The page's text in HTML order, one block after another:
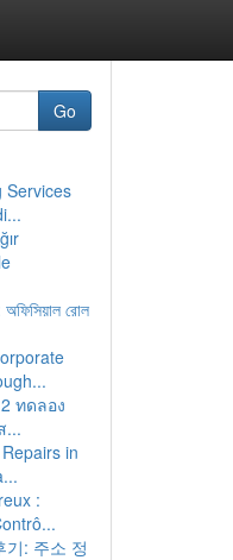
Go
Services
অফিসিয়াল রোল
ทดลอง
...
in
:
기: 주소 정